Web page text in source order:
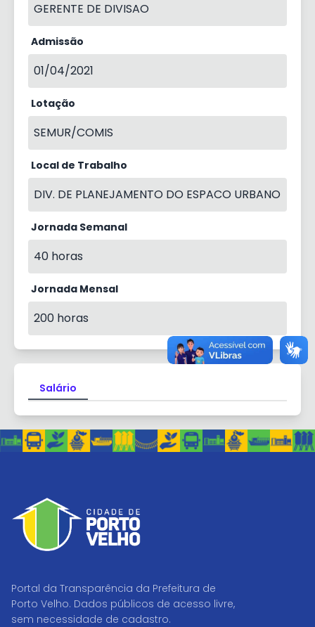
GERENTE DE DIVISAO
Admissão
01/04/2021
Lotação
SEMUR/COMIS
Local de Trabalho
DIV. DE PLANEJAMENTO DO ESPACO URBANO
Jornada Semanal
40 horas
Jornada Mensal
200 horas
Salário
Portal da Transparência da Prefeitura de
Porto Velho. Dados públicos de acesso livre,
sem necessidade de cadastro.